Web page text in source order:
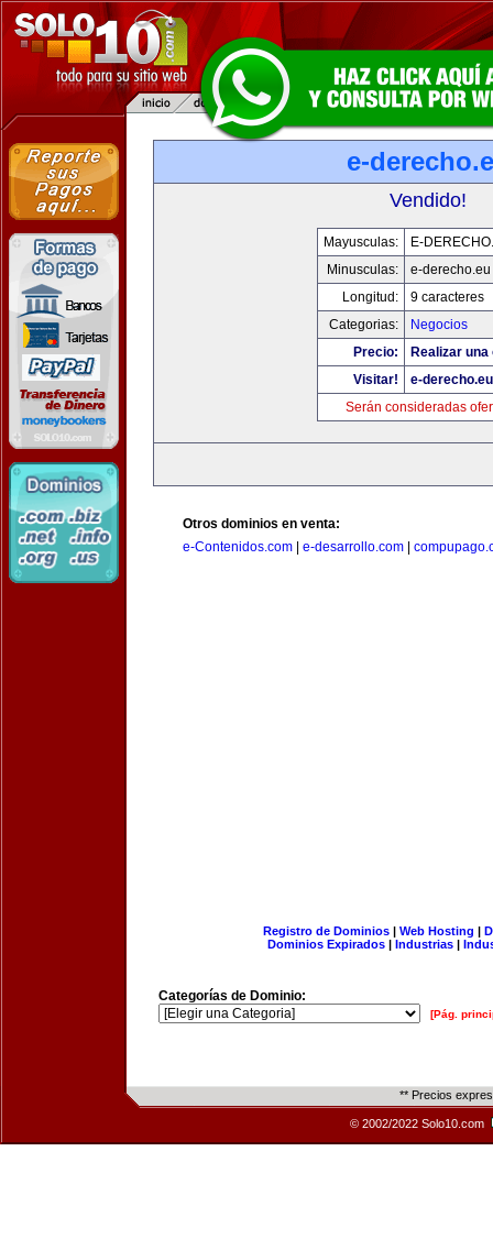
e-
Vendido!
Mayusculas:
E-
Minusculas:
e-derecho.eu
Longitud:
9 caracteres
Categorias:
Negocios
Precio:
Realizar
Visitar!
e-derecho.eu
Serán consideradas
Otros dominios en venta:
e-Contenidos.com
e-desarrollo.com
Registro de Dominios| Web Hosting |
Dominios Expirados | Industrias |
Categorías de Dominio:
[Pág.
** Precios
© 2002/2022 Solo10.com